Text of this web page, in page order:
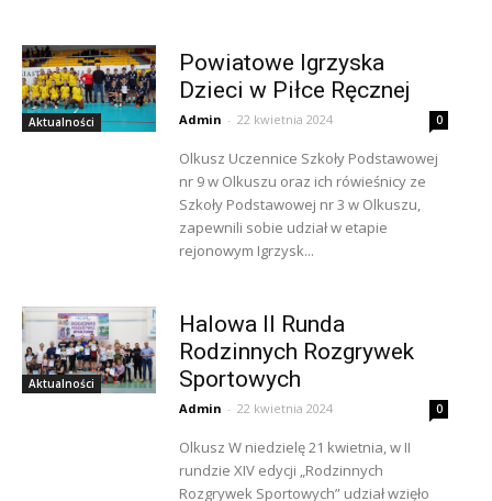
Aktualności
Powiatowe Igrzyska
Dzieci w Piłce Ręcznej
Admin - 22 kwietnia 2024 0
Olkusz Uczennice Szkoły Podstawowej
nr 9 w Olkuszu oraz ich rówieśnicy ze
Szkoły Podstawowej nr 3 w Olkuszu,
zapewnili sobie udział w etapie
rejonowym Igrzysk...
Aktualności
Halowa II Runda
Rodzinnych Rozgrywek
Sportowych
Admin - 22 kwietnia 2024 0
Olkusz W niedzielę 21 kwietnia, w II
rundzie XIV edycji „Rodzinnych
Rozgrywek Sportowych” udział wzięło